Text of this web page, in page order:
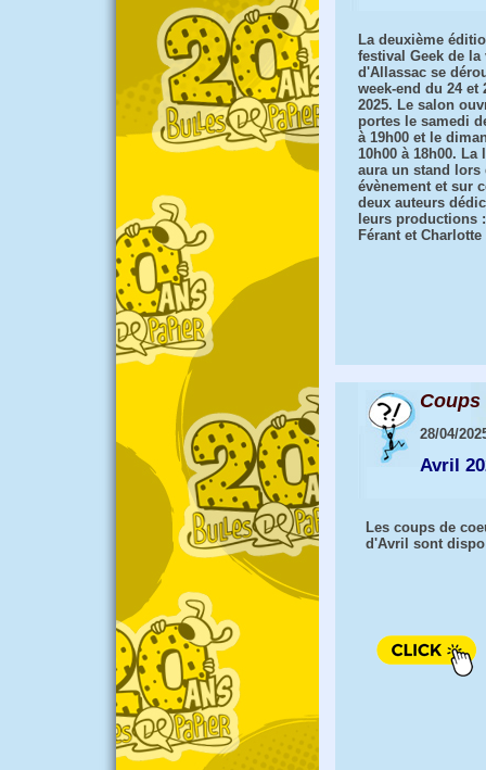
La deuxième
festival Geek de la
d'Allassac se
week-end du 24 et
2025. Le salon
portes le samedi
à 19h00 et le
10h00 à 18h00. La
aura un stand lors
évènement et sur
deux auteurs
leurs productions
Férant et
Coups
28/04/
Avril
Les coups de
d'Avril sont